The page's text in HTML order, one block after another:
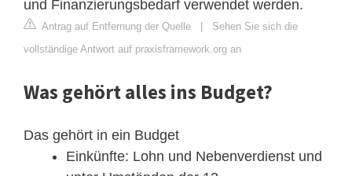
und Finanzierungsbedarf verwendet werden.
Antrag auf Entfernung der Quelle
Sehen Sie sich die
vollständige Antwort auf praxisframework.org an
Was gehört alles ins Budget?
Das gehört in ein Budget
Einkünfte: Lohn und Nebenverdienst und